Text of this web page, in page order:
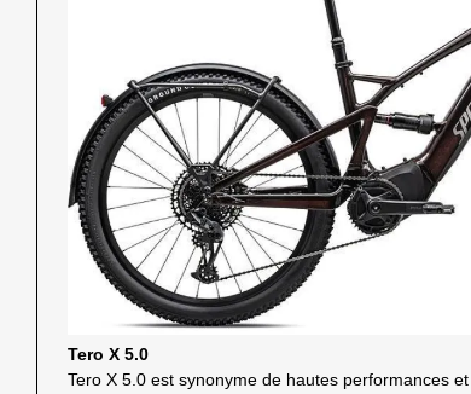
Tero X 5.0
Tero X 5.0 est synonyme de hautes performances